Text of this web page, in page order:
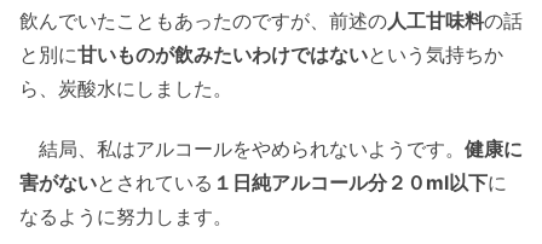
飲んでいたこともあったのですが、前述の人工甘味料の話
と別に甘いものが飲みたいわけではないという気持ちか
ら、炭酸水にしました。
結局、私はアルコールをやめられないようです。 健康に
害がないとされている １日純アルコール分２０ml以下に
なるように努力します。